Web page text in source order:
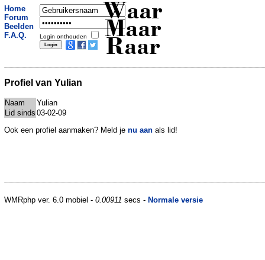
Home
Forum
Beelden
F.A.Q.
Login onthouden
Waar
Maar
Raar
Profiel van Yulian
Naam
Yulian
Lid sinds 03-02-09
Ook een profiel aanmaken? Meld je nu aan als lid!
WMRphp ver. 6.0 mobiel - 0.00911 secs - Normale versie